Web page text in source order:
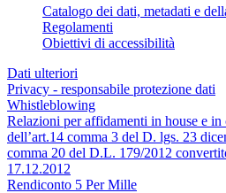
Catalogo dei dati, metadati e
Regolamenti
Obiettivi di accessibilità
Dati ulteriori
Privacy - responsabile protezione dati
Whistleblowing
Relazioni per affidamenti in house e in
dell’art.14 comma 3 del D. lgs. 23
comma 20 del D.L. 179/2012
17.12.2012
Rendiconto 5 Per Mille